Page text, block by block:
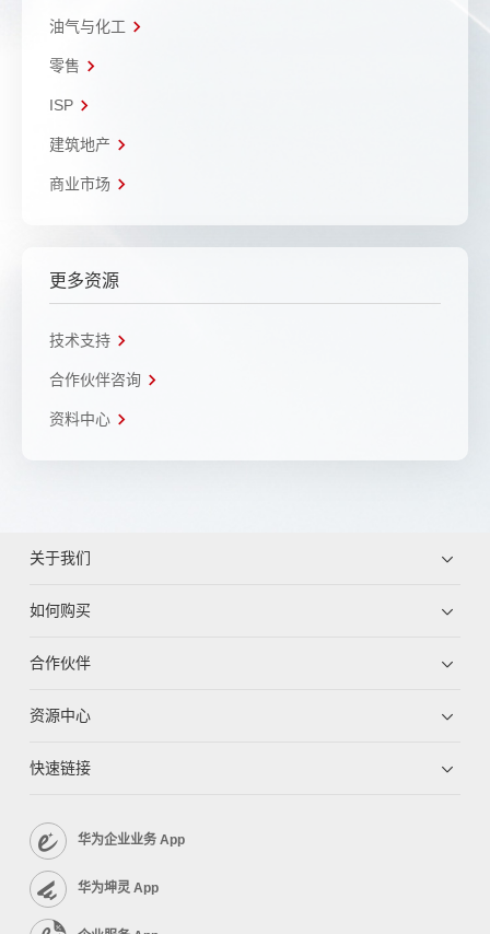
油气与化工
零售
ISP
建筑地产
商业市场
更多资源
技术支持
合作伙伴咨询
资料中心
关于我们
如何购买
合作伙伴
资源中心
快速链接
华为企业业务 App
华为坤灵 App